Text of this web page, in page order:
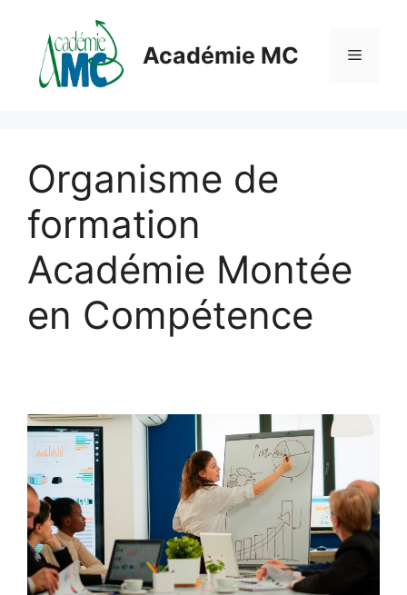
contenu
Académie MC Menu
Organisme de
formation
Académie Montée
en Compétence